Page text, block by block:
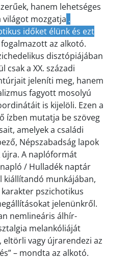
hanem lehetséges
világot mozgatja .
időket élünk és ezt
fogalmazott az alkotó.
disztópiájában
csak a XX. századi
jeleníti meg, hanem
fagyott mosolyú
is kijelöli. Ezen a
ízben mutatja be szöveg
amelyek a családi
Népszabadság lapok
A naplóformát
/ Hulladék naptár
kiállítandó munkájában,
pszichotikus
jelenünkről.
nemlineáris álhír-
melankóliáját
vagy újrarendezi az
– mondta az alkotó.